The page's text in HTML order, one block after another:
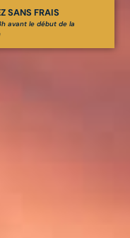
SANS FRAIS
avant le début de la